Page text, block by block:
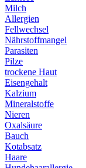
Milch
Allergien
Fellwechsel
Nährstoffmangel
Parasiten
Pilze
trockene Haut
Eisengehalt
Kalzium
Mineralstoffe
Nieren
Oxalsäure
Bauch
Kotabsatz
Haare